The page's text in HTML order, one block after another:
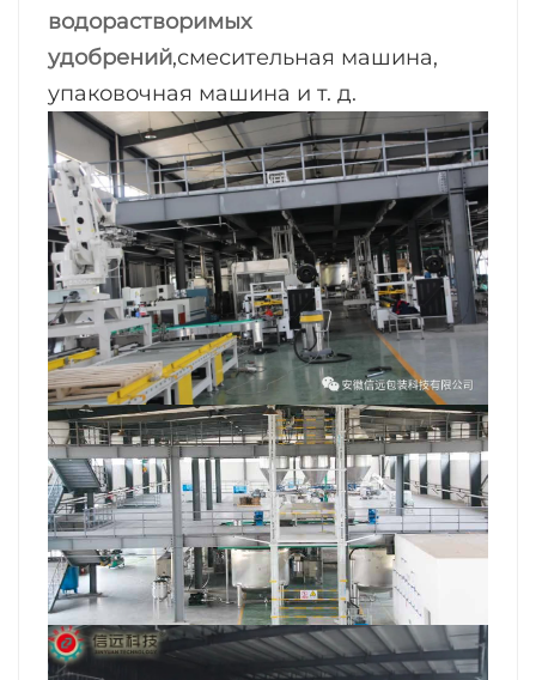
водорастворимых
удобрений,смесительная машина,
упаковочная машина и т. д.